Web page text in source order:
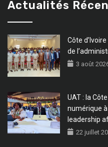
Actualités
Côte
de
3 août
UAT : la
numérique
leadership
22 juillet